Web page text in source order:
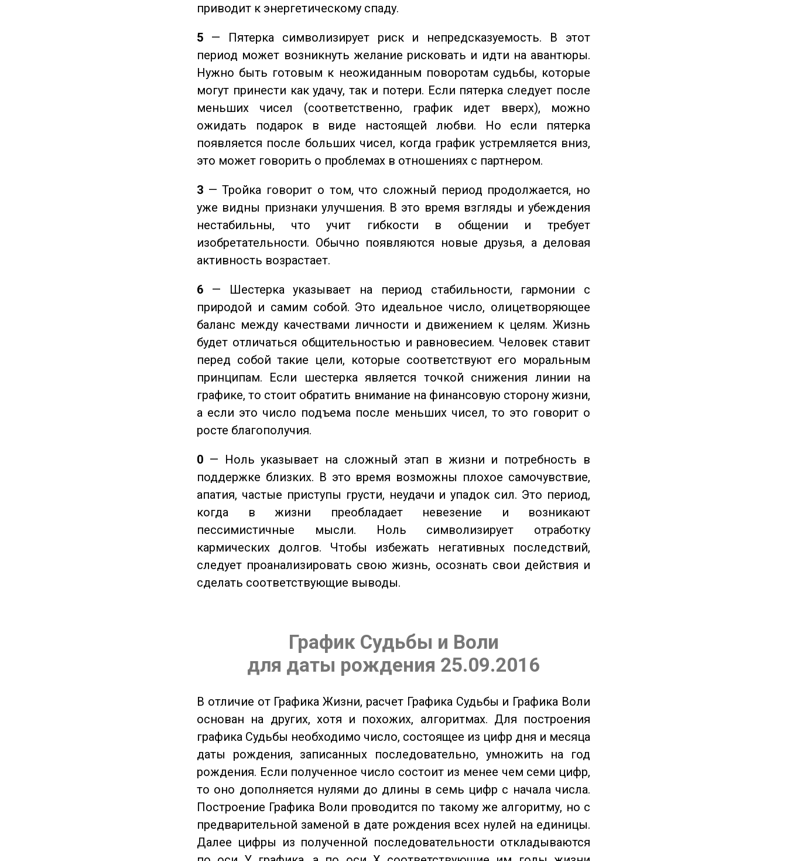
приводит к энергетическому спаду.
5 — Пятерка символизирует риск и непредсказуемость. В этот
период может возникнуть желание рисковать и идти на авантюры.
Нужно быть готовым к неожиданным поворотам судьбы, которые
могут принести как удачу, так и потери. Если пятерка следует после
меньших чисел (соответственно, график идет вверх), можно
ожидать подарок в виде настоящей любви. Но если пятерка
появляется после больших чисел, когда график устремляется вниз,
это может говорить о проблемах в отношениях с партнером.
3 — Тройка говорит о том, что сложный период продолжается, но
уже видны признаки улучшения. В это время взгляды и убеждения
нестабильны, что учит гибкости в общении и требует
изобретательности. Обычно появляются новые друзья, а деловая
активность возрастает.
6 — Шестерка указывает на период стабильности, гармонии с
природой и самим собой. Это идеальное число, олицетворяющее
баланс между качествами личности и движением к целям. Жизнь
будет отличаться общительностью и равновесием. Человек ставит
перед собой такие цели, которые соответствуют его моральным
принципам. Если шестерка является точкой снижения линии на
графике, то стоит обратить внимание на финансовую сторону жизни,
а если это число подъема после меньших чисел, то это говорит о
росте благополучия.
0 — Ноль указывает на сложный этап в жизни и потребность в
поддержке близких. В это время возможны плохое самочувствие,
апатия, частые приступы грусти, неудачи и упадок сил. Это период,
когда в жизни преобладает невезение и возникают
пессимистичные мысли. Ноль символизирует отработку
кармических долгов. Чтобы избежать негативных последствий,
следует проанализировать свою жизнь, осознать свои действия и
сделать соответствующие выводы.
График Судьбы и Воли
для даты рождения 25.09.2016
В отличие от Графика Жизни, расчет Графика Судьбы и Графика Воли
основан на других, хотя и похожих, алгоритмах. Для построения
графика Судьбы необходимо число, состоящее из цифр дня и месяца
даты рождения, записанных последовательно, умножить на год
рождения. Если полученное число состоит из менее чем семи цифр,
то оно дополняется нулями до длины в семь цифр с начала числа.
Построение Графика Воли проводится по такому же алгоритму, но с
предварительной заменой в дате рождения всех нулей на единицы.
Далее цифры из полученной последовательности откладываются